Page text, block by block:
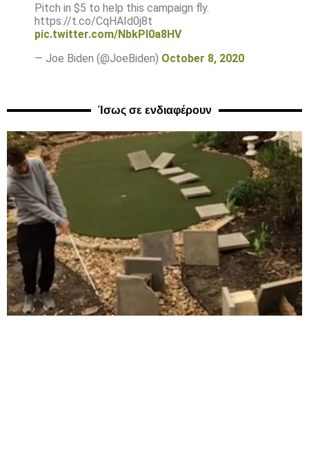
Pitch in $5 to help this campaign fly.
https://t.co/CqHAId0j8t
pic.twitter.com/NbkPl0a8HV
— Joe Biden (@JoeBiden) October 8, 2020
Ίσως σε ενδιαφέρουν